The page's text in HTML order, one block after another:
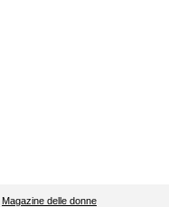
Magazine delle donne